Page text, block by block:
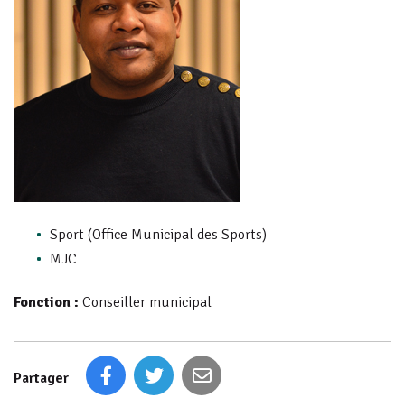
Sport (Office Municipal des Sports)
MJC
Fonction : Conseiller municipal
Partager